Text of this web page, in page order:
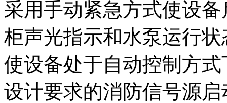
采用手动紧急方式使设
柜声光指示和水泵运行
使设备处于自动控制方
设计要求的消防信号源